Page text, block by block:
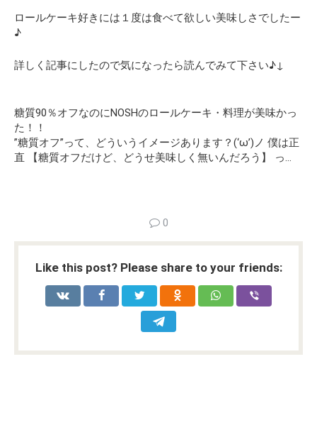
ロールケーキ好きには１度は食べて欲しい美味しさでしたー
♪
詳しく記事にしたので気になったら読んでみて下さい♪↓
糖質90％オフなのにNOSHのロールケーキ・料理が美味かっ
た！！
”糖質オフ”って、どういうイメージあります？(‘ω’)ノ 僕は正
直 【糖質オフだけど、どうせ美味しく無いんだろう】 っ…
0
Like this post? Please share to your friends: